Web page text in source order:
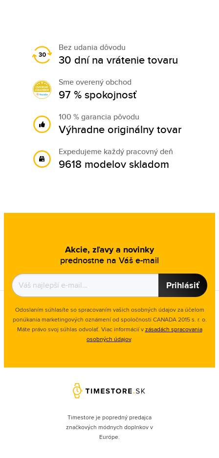
Bez udania dôvodu
30 dní na vrátenie tovaru
Sme overený obchod
97 % spokojnosť
100 % garancia pôvodu
Výhradne originálny tovar
Expedujeme každý pracovný deň
9618 modelov skladom
Akcie, zľavy a novinky
prednostne na Váš e-mail
Prihlásiť
Odoslaním súhlasíte so spracovaním vašich osobných údajov za účelom
ponúkania marketingových oznámení od spoločnosti CANADA 2015 s. r. o.
Máte právo svoj súhlas odvolať. Viac informácií vzásadách spracovania
osobných údajov.
Timestore je popredný predajca
značkových módnych doplnkov v
Európe.